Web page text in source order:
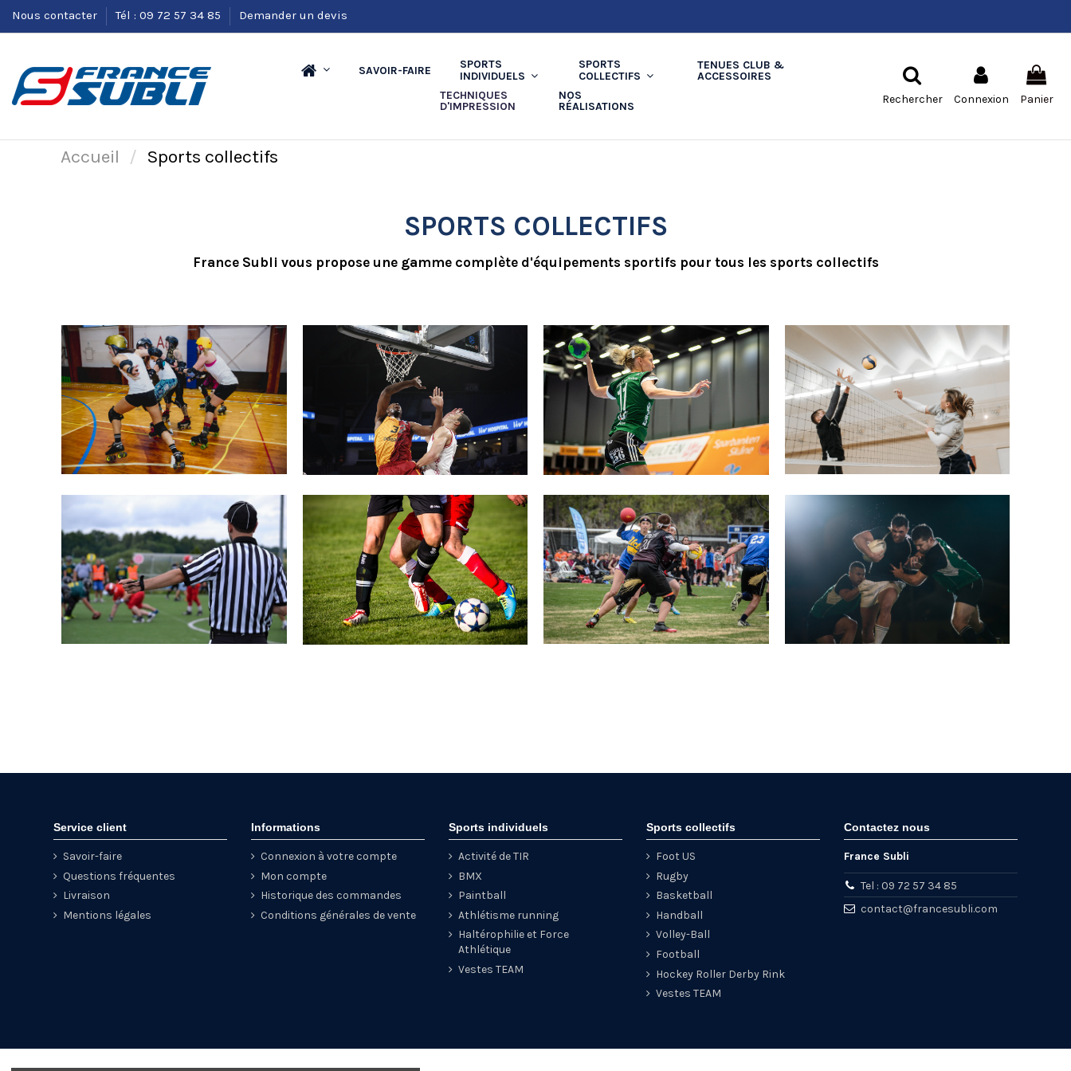
Nous contacter Tél : 09 72 57 34 85 Demander un devis
SAVOIR-FAIRE
SPORTS
INDIVIDUELS
SPORTS
COLLECTIFS
TENUES CLUB &
ACCESSOIRES
TECHNIQUES
D'IMPRESSION
NOS
RÉALISATIONS
Rechercher Connexion Panier
Accueil Sports collectifs
SPORTS COLLECTIFS
France Subli vous propose une gamme complète d'équipements sportifs pour tous les sports collectifs
Service client
Savoir-faire
Questions fréquentes
Livraison
Mentions légales
Informations
Connexion à votre compte
Mon compte
Historique des commandes
Conditions générales de vente
Sports individuels
Activité de TIR
BMX
Paintball
Athlétisme running
Haltérophilie et Force
Athlétique
Vestes TEAM
Sports collectifs
Foot US
Rugby
Basketball
Handball
Volley-Ball
Football
Hockey Roller Derby Rink
Vestes TEAM
Contactez nous
France Subli
Tel : 09 72 57 34 85
contact@francesubli.com